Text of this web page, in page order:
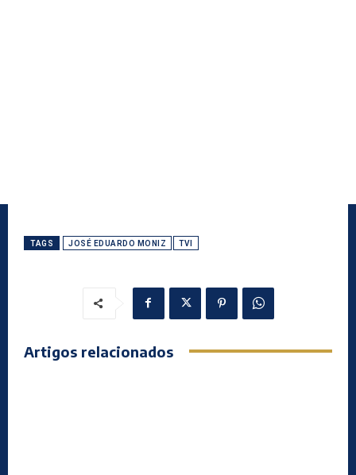
TAGS JOSÉ EDUARDO MONIZ TVI
Artigos relacionados